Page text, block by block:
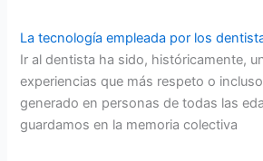
La tecnología empleada por los
Ir al dentista ha sido, históricamente,
experiencias que más respeto o
generado en personas de todas las
guardamos en la memoria colectiva